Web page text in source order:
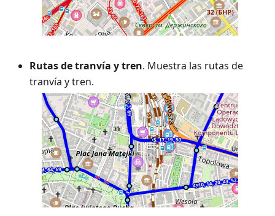
Rutas de tranvía y tren. Muestra las rutas de
tranvía y tren.